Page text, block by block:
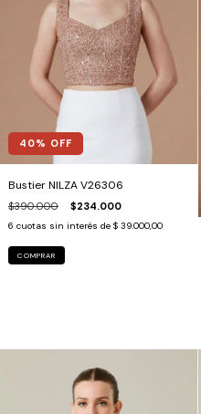
40% OFF
Bustier NILZA V26306
$390.000 $234.000
6 cuotas sin interés de $ 39.000,00
COMPRAR